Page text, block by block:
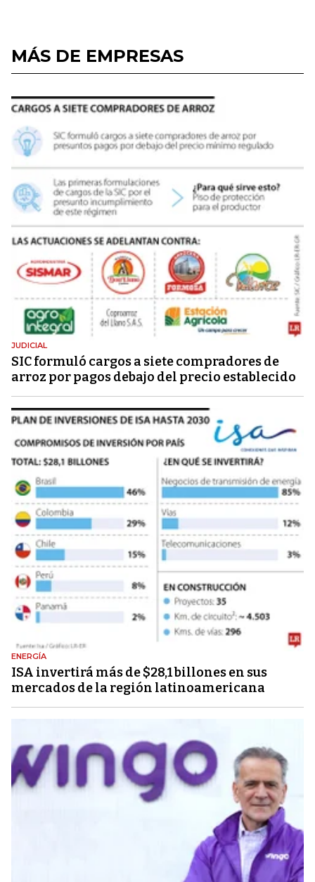
MÁS DE EMPRESAS
JUDICIAL
SIC formuló cargos a siete compradores de
arroz por pagos debajo del precio establecido
ENERGÍA
ISA invertirá más de $28,1 billones en sus
mercados de la región latinoamericana